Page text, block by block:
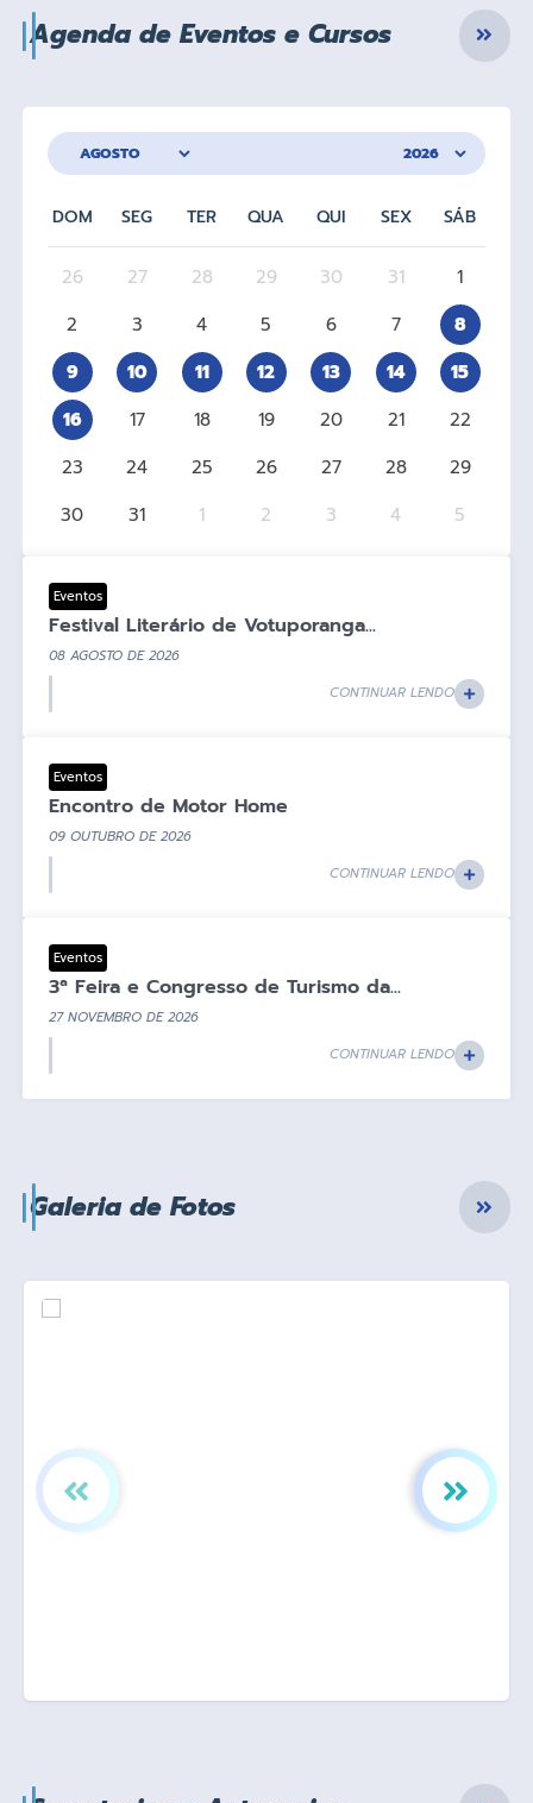
Agenda de Eventos e Cursos
DOM SEG TER QUA QUI SEX SÁB
26 27 28 29 30 31
1
2
3 4 5 6 7
8
9
10 11 12 13 14
15
16
17 18 19 20 21
22
23
24 25 26 27 28
29
30
31 1 2 3 4 5
Eventos
Festival Literário de Votuporanga...
08 AGOSTO DE 2026
CONTINUAR LENDO
Eventos
Encontro de Motor Home
09 OUTUBRO DE 2026
CONTINUAR LENDO
Eventos
3ª Feira e Congresso de Turismo da...
27 NOVEMBRO DE 2026
CONTINUAR LENDO
Galeria de Fotos